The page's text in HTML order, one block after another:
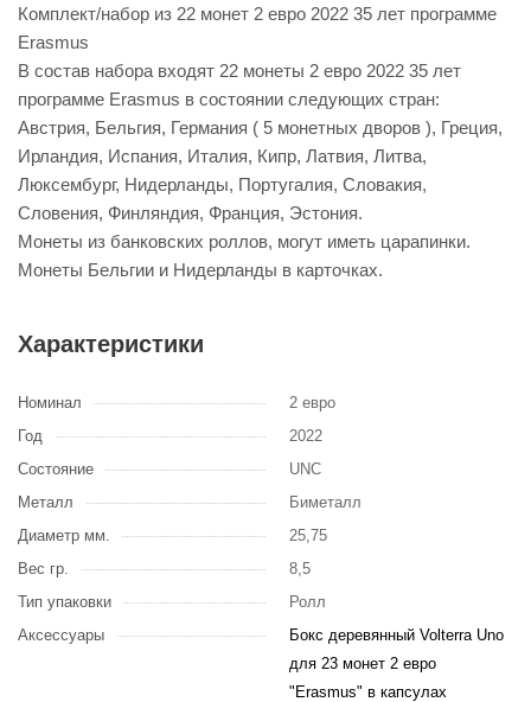
Комплект/набор из 22 монет 2 евро 2022 35 лет программе
Erasmus
В состав набора входят 22 монеты 2 евро 2022 35 лет
программе Erasmus в состоянии следующих стран:
Австрия, Бельгия, Германия ( 5 монетных дворов ), Греция,
Ирландия, Испания, Италия, Кипр, Латвия, Литва,
Люксембург, Нидерланды, Португалия, Словакия,
Словения, Финляндия, Франция, Эстония.
Монеты из банковских роллов, могут иметь царапинки.
Монеты Бельгии и Нидерланды в карточках.
Характеристики
Номинал
2 евро
Год
2022
Состояние
UNC
Металл
Биметалл
Диаметр мм.
25,75
Вес гр.
8,5
Тип упаковки
Ролл
Аксессуары
Бокс деревянный Volterra Uno
для 23 монет 2 евро
"Erasmus" в капсулах